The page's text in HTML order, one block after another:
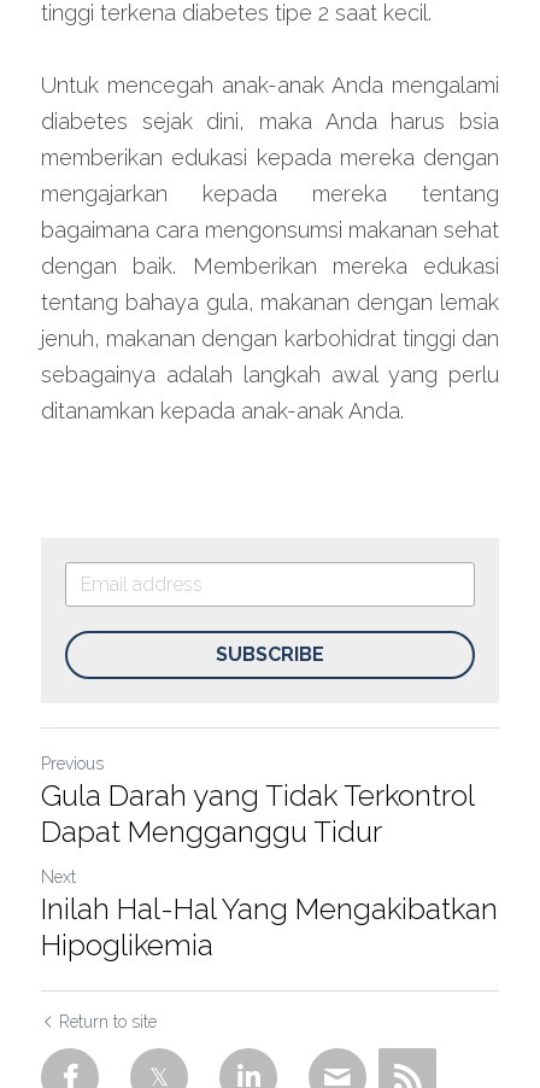
tinggi terkena diabetes tipe 2 saat kecil.
Untuk mencegah anak-anak Anda mengalami
diabetes sejak dini, maka Anda harus bsia
memberikan edukasi kepada mereka dengan
mengajarkan kepada mereka tentang
bagaimana cara mengonsumsi makanan sehat
dengan baik. Memberikan mereka edukasi
tentang bahaya gula, makanan dengan lemak
jenuh, makanan dengan karbohidrat tinggi dan
sebagainya adalah langkah awal yang perlu
ditanamkan kepada anak-anak Anda.
SUBSCRIBE
Previous
Gula Darah yang Tidak Terkontrol
Dapat Mengganggu Tidur
Next
Inilah Hal-Hal Yang Mengakibatkan
Hipoglikemia
Return to site